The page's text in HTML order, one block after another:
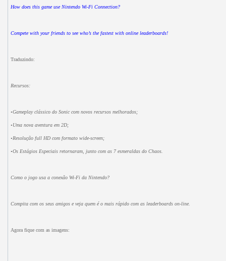
How does this game use Nintendo Wi-Fi Connection?
Compete with your friends to see who’s the fastest with online leaderboards!
Traduzindo:
Recursos:
•Gameplay clássico do Sonic com novos recursos melhorados;
•Uma nova aventura em 2D;
•Resolução full HD com formato wide-screen;
•Os Estágios Especiais retornaram, junto com as 7 esmeraldas do Chaos.
Como o jogo usa a conexão Wi-Fi da Nintendo?
Compita com os seus amigos e veja quem é o mais rápido com as leaderboards on-line.
Agora fique com as imagens: